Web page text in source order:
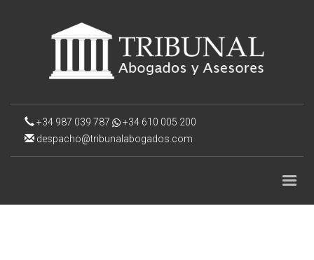
+34 987 039 787
+34 610 005 200
despacho@tribunalabogados.com